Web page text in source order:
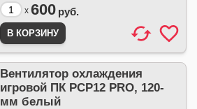
x 600 руб.
Вентилятор охлаждения
игровой ПК PCP12 PRO, 120-
мм белый